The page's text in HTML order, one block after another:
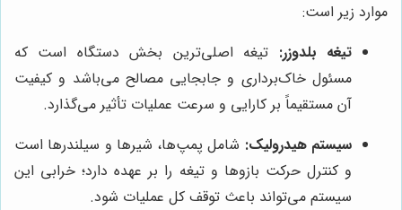
موارد زیر است:
تیغه بلدوزر: تیغه اصلی‌ترین بخش دستگاه است که
مسئول خاک‌برداری و جابجایی مصالح می‌باشد و کیفیت
آن مستقیماً بر کارایی و سرعت عملیات تأثیر می‌گذارد.
سیستم هیدرولیک: شامل پمپ‌ها، شیرها و سیلندرها است
و کنترل حرکت بازوها و تیغه را بر عهده دارد؛ خرابی این
سیستم می‌تواند باعث توقف کل عملیات شود.